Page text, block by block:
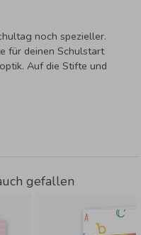
noch spezieller.
für deinen Schulstart
Auf die Stifte und
gefallen